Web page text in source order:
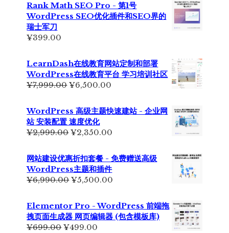
Rank Math SEO Pro - 第1号
WordPress SEO优化插件和SEO界的
瑞士军刀
¥399.00
LearnDash在线教育网站定制和部署
WordPress在线教育平台 学习培训社区
¥7,999.00原
为：
¥7,999.00。
¥6,500.00
价
格
¥6,500.00。
WordPress 高级主题快速建站 - 企业网
站 安装配置 速度优化
¥2,999.00原
为：
¥2,999.00。
¥2,350.00
价
格
为：
网站建设优惠折扣套餐 - 免费赠送高级
WordPress主题和插件
¥6,990.00原
为：
¥6,990.00。
¥5,500.00
价
格
为：
Elementor Pro - WordPress 前端拖
拽页面生成器 网页编辑器 (包含模板库)
¥699.00原
¥499.00